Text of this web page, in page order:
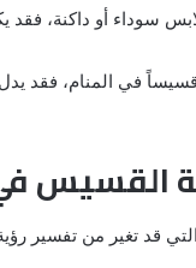
سوداء أو داكنة، فقد
في المنام، فقد
القسيس
قد تغير من تفسير